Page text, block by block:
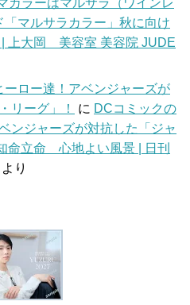
「マルサラカラー」秋に向け
| 上大岡 美容室 美容院 JUDE
ロー達！アベンジャーズが
リーグ」！
に DCコミックの
ンジャーズが対抗した「ジャ
命立命 心地よい風景 | 日刊
より